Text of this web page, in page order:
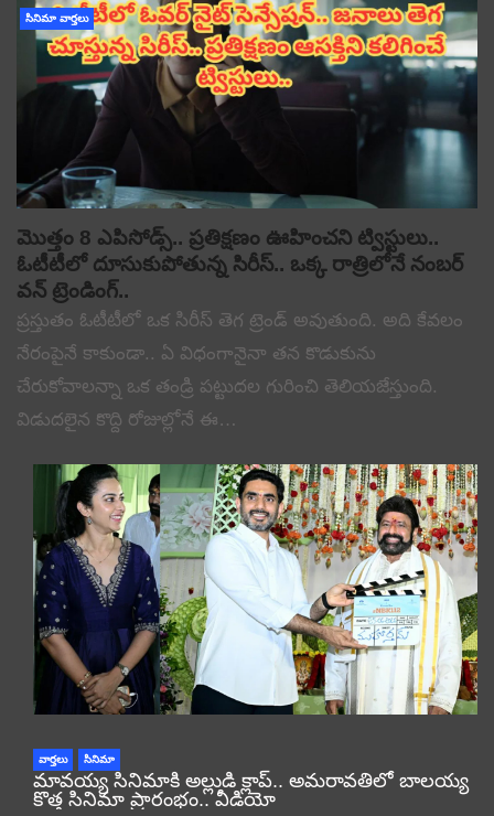
సినిమా వార్తలు
మొత్తం 8 ఎపిసోడ్స్.. ప్రతిక్షణం ఊహించని ట్విస్టులు..
ఓటీటీలో దూసుకుపోతున్న సిరీస్.. ఒక్క రాత్రిలోనే నంబర్
వన్ ట్రెండింగ్..
ప్రస్తుతం ఓటీటీలో ఒక సిరీస్ తెగ ట్రెండ్ అవుతుంది. అది కేవలం
నేరంపైనే కాకుండా.. ఏ విధంగానైనా తన కొడుకును
చేరుకోవాలన్నా ఒక తండ్రి పట్టుదల గురించి తెలియజేస్తుంది.
విడుదలైన కొద్ది రోజుల్లోనే ఈ…
వార్తలు సినిమా
మావయ్య సినిమాకి అల్లుడి క్లాప్.. అమరావతిలో బాలయ్య
కొత్త సినిమా ప్రారంభం.. వీడియో